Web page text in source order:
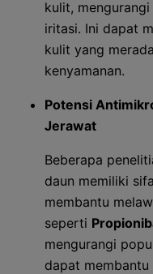
kulit,
iritasi. Ini dapat
kulit yang
kenyamanan.
Potensi
Jerawat
Beberapa
daun memiliki
membantu
seperti
mengurangi
dapat